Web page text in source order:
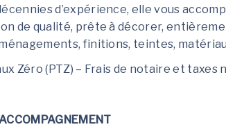
d’expérience, elle vous
de qualité, prête à décorer,
finitions, teintes,
Zéro (PTZ) – Frais de notaire et taxes